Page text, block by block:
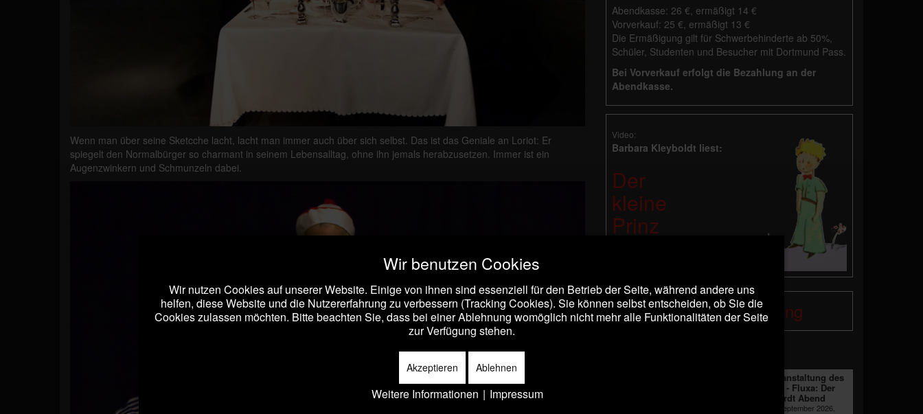
Wenn man über seine Sketcche lacht, lacht man immer auch über sich selbst. Das ist das Geniale an Loriot: Er
spiegelt den Normalbürger so charmant in seinem Lebensalltag, ohne ihn jemals herabzusetzen. Immer ist ein
Augenzwinkern und Schmunzeln dabei.
Abendkasse: 26 €, ermäßigt 14 €
Vorverkauf: 25 €, ermäßigt 13 €
Die Ermäßigung gilt für Schwerbehinderte ab 50%,
Schüler, Studenten und Besucher mit Dortmund Pass.
Bei Vorverkauf erfolgt die Bezahlung an der
Abendkasse.
Video:
Barbara Kleyboldt liest:
Der
kleine
Prinz
Gutscheinbestellung
Benefizveranstaltung des
Lions Club - Fluxa: Der
Heinz Erhardt Abend
12. September 2026,
Wir benutzen Cookies
Wir nutzen Cookies auf unserer Website. Einige von ihnen sind essenziell für den Betrieb der Seite, während andere uns
helfen, diese Website und die Nutzererfahrung zu verbessern (Tracking Cookies). Sie können selbst entscheiden, ob Sie die
Cookies zulassen möchten. Bitte beachten Sie, dass bei einer Ablehnung womöglich nicht mehr alle Funktionalitäten der Seite
zur Verfügung stehen.
Akzeptieren Ablehnen
Weitere Informationen | Impressum